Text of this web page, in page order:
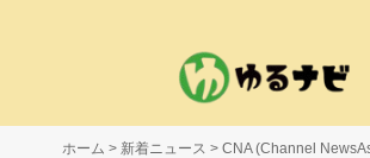
ホーム > 新着ニュース > CNA (Channel